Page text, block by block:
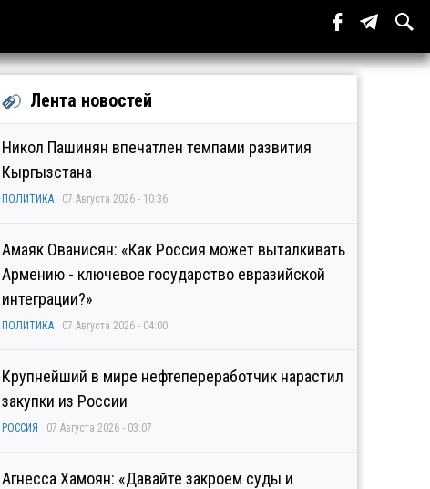
Лента новостей
Никол Пашинян впечатлен темпами развития
Кыргызстана
ПОЛИТИКА 07 Августа 2026 - 10:36
Амаяк Ованисян: «Как Россия может выталкивать
Армению - ключевое государство евразийской
интеграции?»
ПОЛИТИКА 07 Августа 2026 - 04:00
Крупнейший в мире нефтепереработчик нарастил
закупки из России
РОССИЯ 07 Августа 2026 - 03:07
Агнесса Хамоян: «Давайте закроем суды и